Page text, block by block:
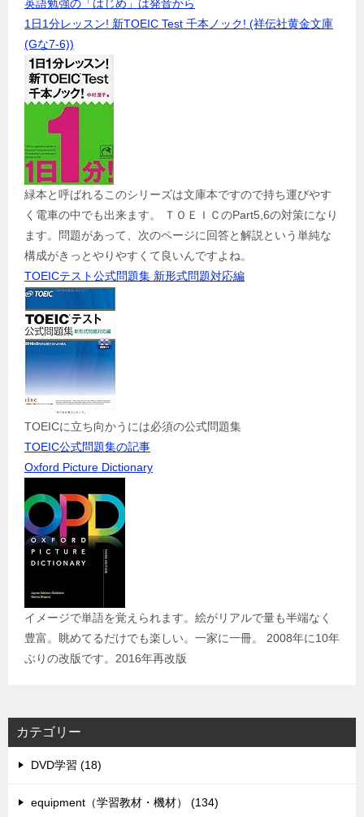
英語勉強の「はじめ」は発音から
1日1分レッスン! 新TOEIC Test 千本ノック! (祥伝社黄金文庫
(Gな7-6))
緑本と呼ばれるこのシリーズは文庫本ですので持ち運びやす
く電車の中でも出来ます。 ＴＯＥＩＣのPart5,6の対策になり
ます。問題があって、次のページに回答と解説という単純な
構成がきっとやりやすくて良いんですよね。
TOEICテスト公式問題集 新形式問題対応編
TOEICに立ち向かうには必須の公式問題集
TOEIC公式問題集の記事
Oxford Picture Dictionary
イメージで単語を覚えられます。絵がリアルで量も半端なく
豊富。眺めてるだけでも楽しい。一家に一冊。 2008年に10年
ぶりの改版です。2016年再改版
カテゴリー
DVD学習 (18)
equipment（学習教材・機材） (134)